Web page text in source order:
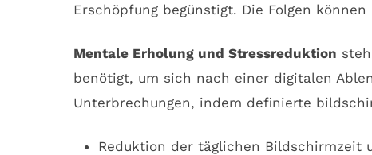
Erschöpfung begünstigt. Die Folgen
Mentale Erholung und Stressreduktion
benötigt, um sich nach einer digitalen
Unterbrechungen, indem definierte
Reduktion der täglichen Bildschirmzeit